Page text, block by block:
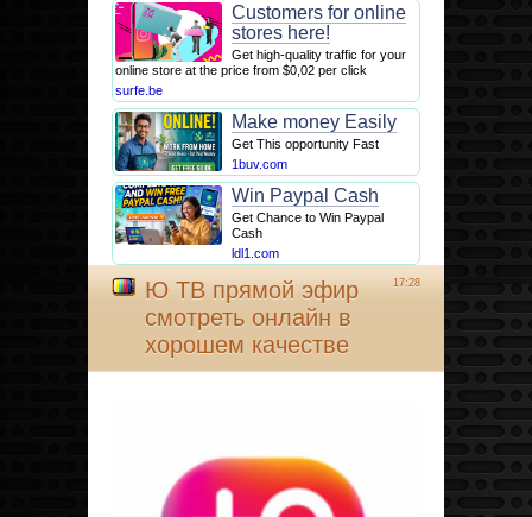
Customers for online
stores here!
Get high-quality traffic for your
online store at the price from $0,02 per click
surfe.be
Make money Easily
Get This opportunity Fast
1buv.com
Win Paypal Cash
Get Chance to Win Paypal
Cash
ldl1.com
17:28
Ю ТВ прямой эфир
смотреть онлайн в
хорошем качестве